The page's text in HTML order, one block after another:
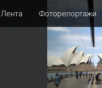
Лента Фоторепортажи